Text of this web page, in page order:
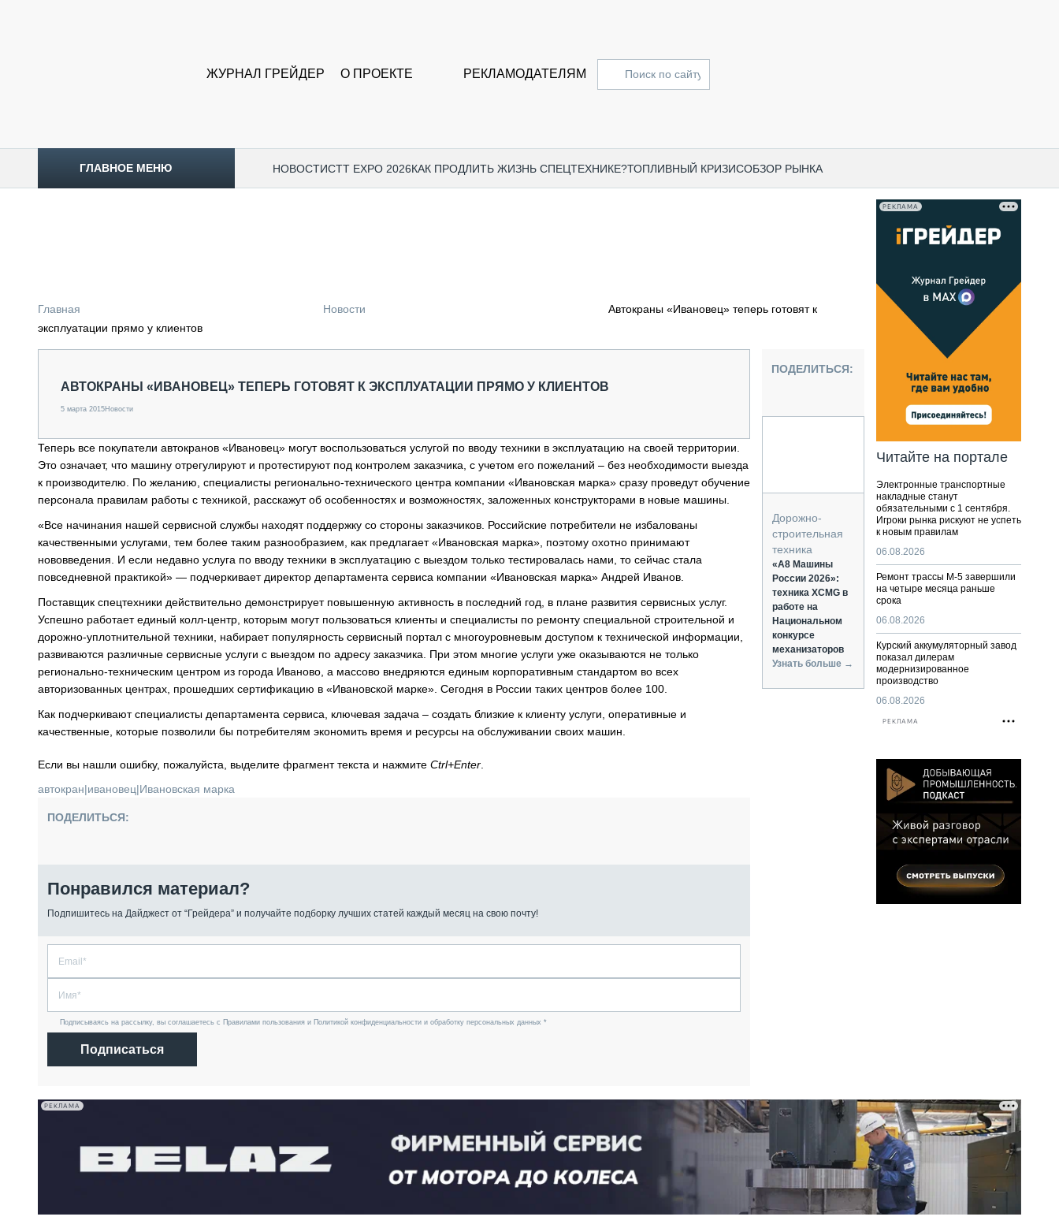
ЖУРНАЛ ГРЕЙДЕР О ПРОЕКТЕ РЕКЛАМОДАТЕЛЯМ
ГЛАВНОЕ МЕНЮ НОВОСТИCTT EXPO 2026КАК ПРОДЛИТЬ ЖИЗНЬ СПЕЦТЕХНИКЕ?ТОПЛИВНЫЙ КРИЗИСОБЗОР РЫНКА
ОБЗОР РЫНКА
ГРУЗОПЕРЕВОЗКИ
ИСПЫТАТЕЛИ
ТЕХНОЛОГИИ
ДОРОЖНАЯ ИНДУСТРИЯ
СЕРВИСМЕНЫ
ПОДЪЁМНАЯ ТЕХНИКА
ПАССАЖИРСКИЙ ТРАНСПОРТ
КАРЬЕРНАЯ ТЕХНИКА
ЛОГИСТИКА И СКЛАД
АВТОМАТИЗАЦИЯ И ТЕХНОЛОГИИ
Главная Новости
Автокраны «Ивановец» теперь готовят к
эксплуатации прямо у клиентов
АВТОКРАНЫ «ИВАНОВЕЦ» ТЕПЕРЬ ГОТОВЯТ К ЭКСПЛУАТАЦИИ ПРЯМО У КЛИЕНТОВ
5 марта 2015Новости
Теперь все покупатели автокранов «Ивановец» могут воспользоваться услугой по вводу техники в эксплуатацию на своей территории.
Это означает, что машину отрегулируют и протестируют под контролем заказчика, с учетом его пожеланий – без необходимости выезда
к производителю. По желанию, специалисты регионально-технического центра компании «Ивановская марка» сразу проведут обучение
персонала правилам работы с техникой, расскажут об особенностях и возможностях, заложенных конструкторами в новые машины.
«Все начинания нашей сервисной службы находят поддержку со стороны заказчиков. Российские потребители не избалованы
качественными услугами, тем более таким разнообразием, как предлагает «Ивановская марка», поэтому охотно принимают
нововведения. И если недавно услуга по вводу техники в эксплуатацию с выездом только тестировалась нами, то сейчас стала
повседневной практикой» — подчеркивает директор департамента сервиса компании «Ивановская марка» Андрей Иванов.
Поставщик спецтехники действительно демонстрирует повышенную активность в последний год, в плане развития сервисных услуг.
Успешно работает единый колл-центр, которым могут пользоваться клиенты и специалисты по ремонту специальной строительной и
дорожно-уплотнительной техники, набирает популярность сервисный портал с многоуровневым доступом к технической информации,
развиваются различные сервисные услуги с выездом по адресу заказчика. При этом многие услуги уже оказываются не только
регионально-техническим центром из города Иваново, а массово внедряются единым корпоративным стандартом во всех
авторизованных центрах, прошедших сертификацию в «Ивановской марке». Сегодня в России таких центров более 100.
Как подчеркивают специалисты департамента сервиса, ключевая задача – создать близкие к клиенту услуги, оперативные и
качественные, которые позволили бы потребителям экономить время и ресурсы на обслуживании своих машин.
Если вы нашли ошибку, пожалуйста, выделите фрагмент текста и нажмите Ctrl+Enter
автокран|ивановец|Ивановская марка
ПОДЕЛИТЬСЯ:
Понравился материал?
Подпишитесь на Дайджест от “Грейдера” и получайте подборку лучших статей каждый месяц на свою почту!
Подписываясь на рассылку, вы соглашаетесь с Правилами пользования и Политикой конфиденциальности и обработку персональных данных *
Подписаться
ПОДЕЛИТЬСЯ:
Дорожно-
строительная
техника
«А8 Машины
России 2026»:
техника XCMG в
работе на
Национальном
конкурсе
механизаторов
Узнать больше →
РЕКЛАМА
Читайте на портале
Электронные транспортные
накладные станут
обязательными с 1 сентября.
Игроки рынка рискуют не успеть
к новым правилам
06.08.2026
Ремонт трассы М-5 завершили
на четыре месяца раньше
срока
06.08.2026
Курский аккумуляторный завод
показал дилерам
модернизированное
производство
06.08.2026
РЕКЛАМА
РЕКЛАМА